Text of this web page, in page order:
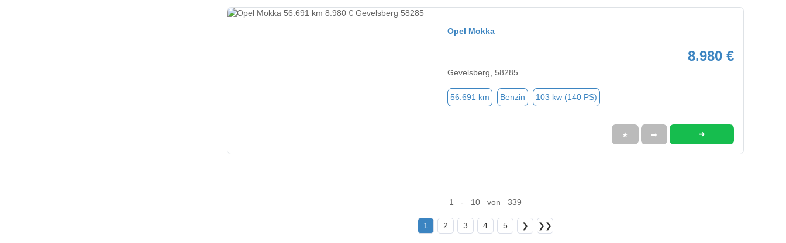
Opel Mokka
8.980 €
Gevelsberg, 58285
56.691 km Benzin 103 kw (140 PS)
★ ➦ ➜
1 - 10 von 339
1 2 3 4 5 ❯ ❯❯